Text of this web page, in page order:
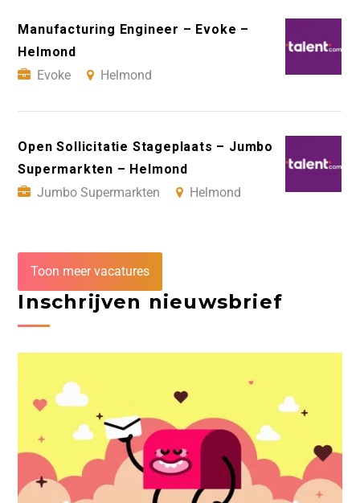
Manufacturing Engineer – Evoke –
Helmond
Evoke
Helmond
Open Sollicitatie Stageplaats – Jumbo
Supermarkten – Helmond
Jumbo Supermarkten
Helmond
Toon meer vacatures
Inschrijven nieuwsbrief